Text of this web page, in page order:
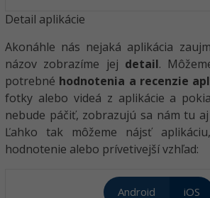
Detail aplikácie
Akonáhle nás nejaká aplikácia
názov zobrazíme jej detail.
potrebné hodnotenia a recenzie
fotky alebo videá z aplikácie a
nebude páčiť, zobrazujú sa nám tu
Ľahko tak môžeme nájsť
hodnotenie alebo prívetivejší vzhľad:
Android iOS